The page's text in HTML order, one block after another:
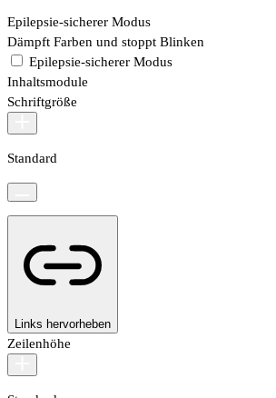
Epilepsie-sicherer Modus
Dämpft Farben und stoppt Blinken
Epilepsie-sicherer Modus
Inhaltsmodule
Schriftgröße
Standard
Links hervorheben
Zeilenhöhe